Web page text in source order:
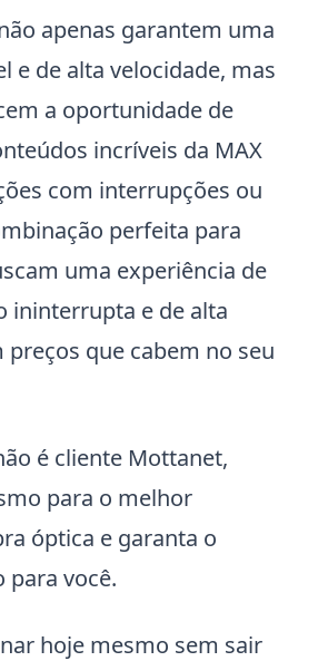
apenas garantem uma
e de alta velocidade, mas
a oportunidade de
incríveis da MAX
com interrupções ou
perfeita para
uma experiência de
ininterrupta e de alta
preços que cabem no seu
é cliente Mottanet,
para o melhor
óptica e garanta o
você.
hoje mesmo sem sair